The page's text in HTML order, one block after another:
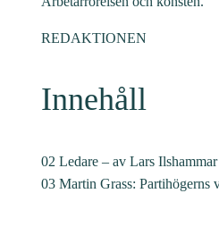
REDAKTIONEN
Innehåll
02 Ledare – av Lars Ilshammar
03 Martin Grass: Partihögerns